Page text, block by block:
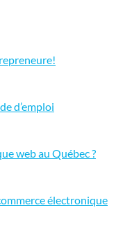
d’emploi
web au Québec ?
électronique